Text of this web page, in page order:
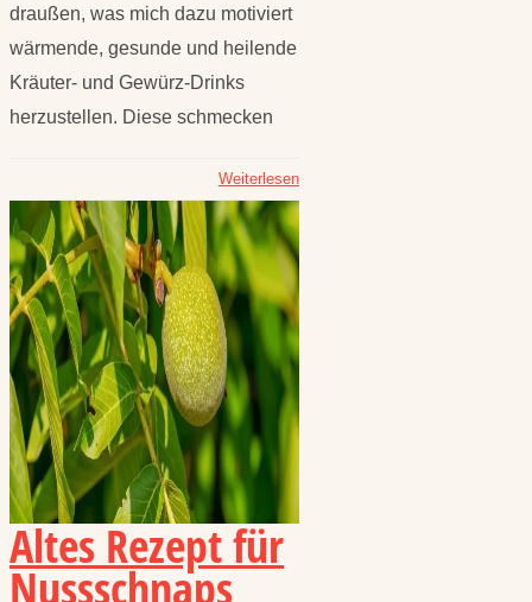
draußen, was mich dazu motiviert
wärmende, gesunde und heilende
Kräuter- und Gewürz-Drinks
herzustellen. Diese schmecken
Weiterlesen
Altes Rezept für
Nussschnaps